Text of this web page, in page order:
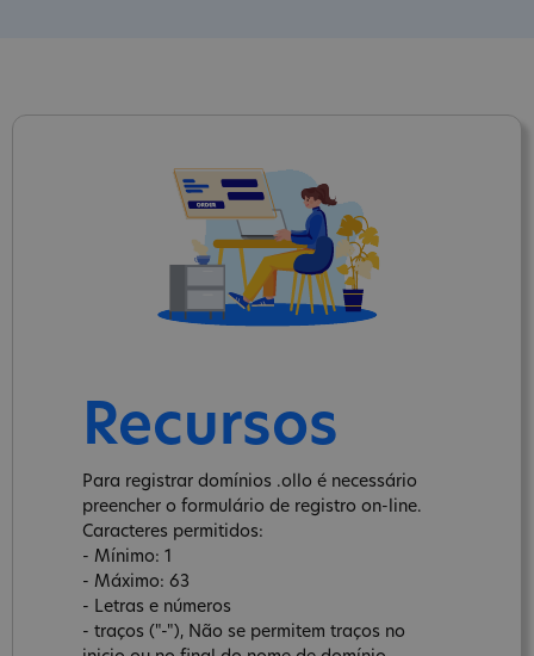
Recursos
Para registrar domínios .ollo é necessário
preencher o formulário de registro on-line.
Caracteres permitidos:
- Mínimo: 1
- Máximo: 63
- Letras e números
- traços ("-"), Não se permitem traços no